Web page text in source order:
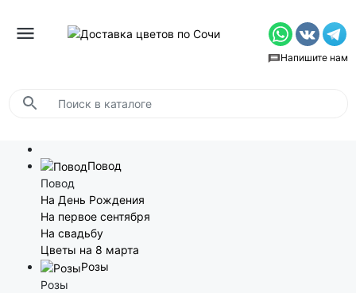
Напишите нам
Повод
Повод
На День Рождения
На первое сентября
На свадьбу
Цветы на 8 марта
Розы
Розы